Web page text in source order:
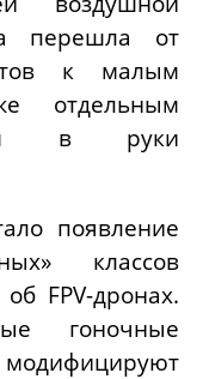
перешла от
к малым
отдельным
в руки
появление
классов
FPV-дронах.
гоночные